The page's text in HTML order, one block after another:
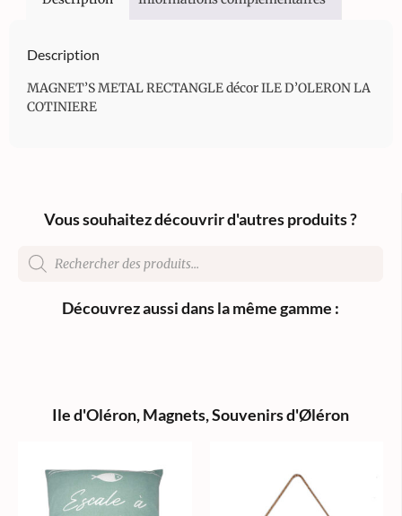
Description
MAGNET’S METAL RECTANGLE décor ILE D’OLERON LA
COTINIERE
Vous souhaitez découvrir d'autres produits ?
Découvrez aussi dans la même gamme :
Ile d'Oléron,Magnets,Souvenirs d'Øléron